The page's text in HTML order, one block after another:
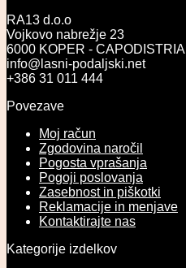
RA13 d.o.o
Vojkovo nabrežje 23
6000 KOPER - CAPODISTRIA
info@lasni-podaljski.net
+386 31 011 444
Povezave
Moj račun
Zgodovina naročil
Pogosta vprašanja
Pogoji poslovanja
Zasebnost in piškotki
Reklamacije in menjave
Kontaktirajte nas
Kategorije izdelkov